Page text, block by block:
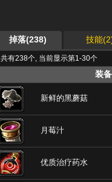
掉落(238) 技能
共有238个, 当前显示第1-30个
装备
新鲜的黑蘑菇
月莓汁
优质治疗药水